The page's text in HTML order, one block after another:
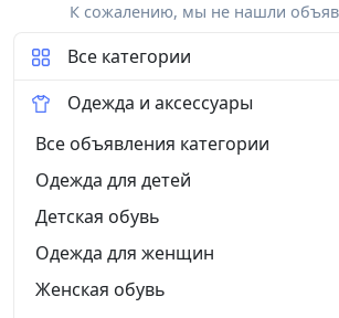
К сожалению, мы не нашли
Все категории
Одежда и аксессуары
Все объявления категории
Одежда для детей
Детская обувь
Одежда для женщин
Женская обувь